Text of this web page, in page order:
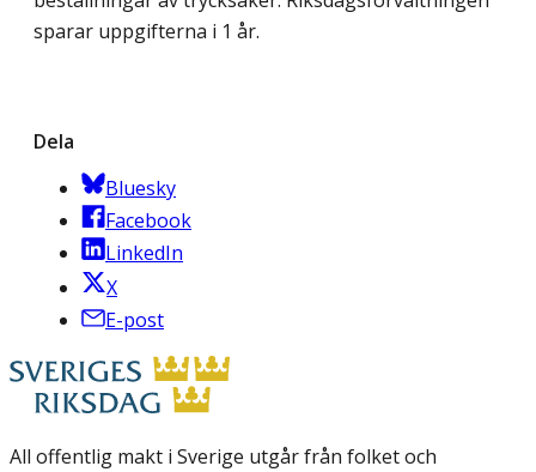
sparar uppgifterna i 1 år.
Dela
Bluesky
Facebook
LinkedIn
X
E-post
All offentlig makt i Sverige utgår från folket och